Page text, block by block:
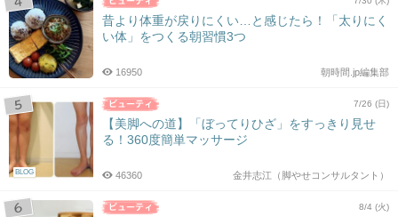
昔より体重が戻りにくい…と感じたら！「太りにく
い体」をつくる朝習慣3つ
朝時間.jp編集部
16950
BLOG
7/26 (日)
【美脚への道】「ぼってりひざ」をすっきり見せ
る！360度簡単マッサージ
金井志江（脚やせコンサルタント）
46360
8/4 (火)